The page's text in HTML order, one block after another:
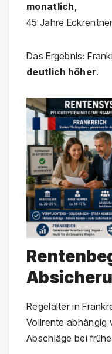
monatlich
45 Jahre
Das Ergebnis:
deutlich höher.
Regelalter in
Vollrente abhängig
Abschläge bei